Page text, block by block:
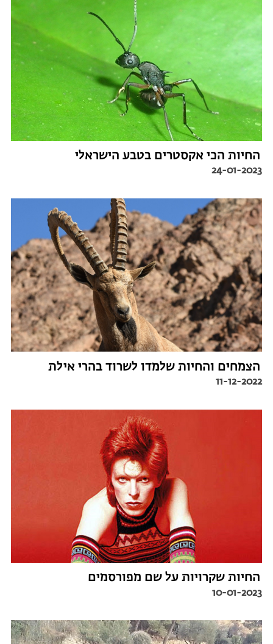
החיות הכי אקסטרים בטבע הישראלי
24-01-2023
הצמחים והחיות שלמדו לשרוד בהרי אילת
11-12-2022
החיות שקרויות על שם מפורסמים
10-01-2023